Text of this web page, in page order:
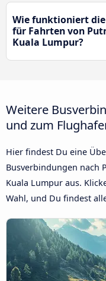
Wie funktioniert die
für Fahrten von
Kuala Lumpur?
Weitere
und zum
Hier findest Du eine
Busverbindungen nach
Kuala Lumpur aus.
Wahl, und Du findest